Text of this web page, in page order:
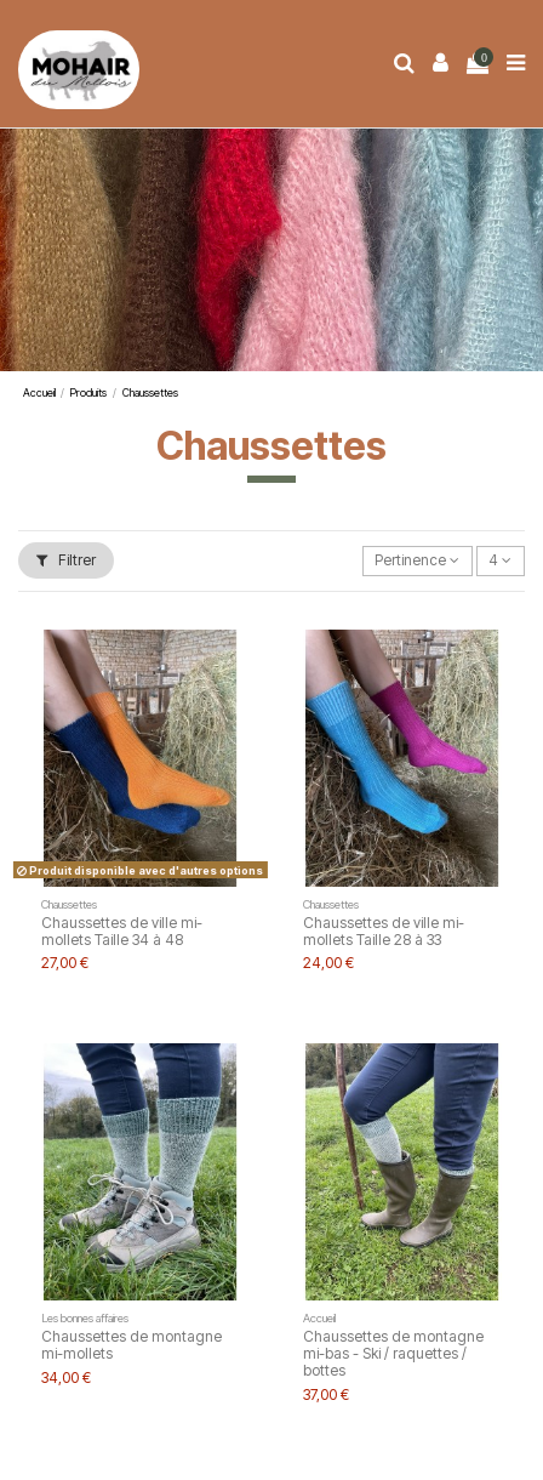
0
Accueil Produits Chaussettes
Chaussettes
Filtrer Pertinence 4
Produit disponible avec d'autres options
Chaussettes
Chaussettes de ville mi-
mollets Taille 34 à 48
27,00 €
Chaussettes
Chaussettes de ville mi-
mollets Taille 28 à 33
24,00 €
Les bonnes affaires
Chaussettes de montagne
mi-mollets
34,00 €
Accueil
Chaussettes de montagne
mi-bas - Ski / raquettes /
bottes
37,00 €